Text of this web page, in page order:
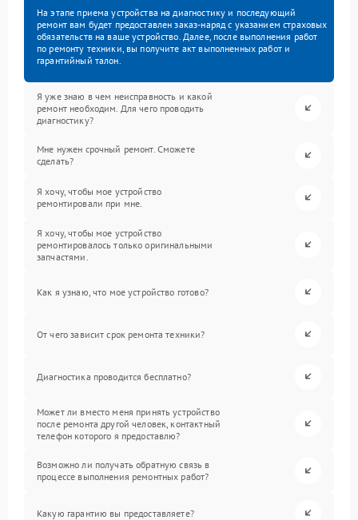
На этапе приема устройства на диагностику и последующий
ремонт вам будет предоставлен заказ-наряд с указанием страховых
обязательств на ваше устройство. Далее, после выполнения работ
по ремонту техники, вы получите акт выполненных работ и
гарантийный талон.
Я уже знаю в чем неисправность и какой
ремонт необходим. Для чего проводить
диагностику?
Мне нужен срочный ремонт. Сможете
сделать?
Я хочу, чтобы мое устройство
ремонтировали при мне.
Я хочу, чтобы мое устройство
ремонтировалось только оригинальными
запчастями.
Как я узнаю, что мое устройство готово?
От чего зависит срок ремонта техники?
Диагностика проводится бесплатно?
Может ли вместо меня принять устройство
после ремонта другой человек, контактный
телефон которого я предоставлю?
Возможно ли получать обратную связь в
процессе выполнения ремонтных работ?
Какую гарантию вы предоставляете?